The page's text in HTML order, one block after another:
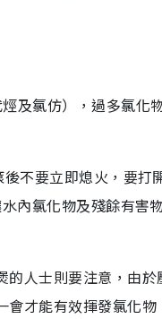
及氯仿），過多氯化
不要立即熄火，要打
內氯化物及殘餘有害
人士則要注意，由於
才能有效揮發氯化物